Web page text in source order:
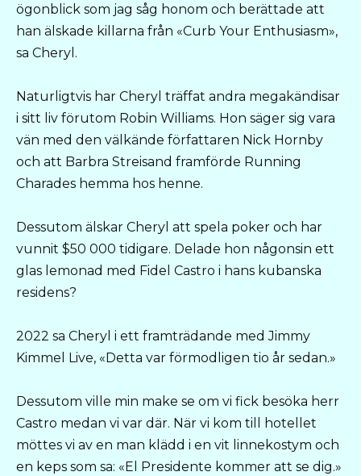
ögonblick som jag såg honom och berättade att
han älskade killarna från «Curb Your Enthusiasm»,
sa Cheryl.
Naturligtvis har Cheryl träffat andra megakändisar
i sitt liv förutom Robin Williams. Hon säger sig vara
vän med den välkände författaren Nick Hornby
och att Barbra Streisand framförde Running
Charades hemma hos henne.
Dessutom älskar Cheryl att spela poker och har
vunnit $50 000 tidigare. Delade hon någonsin ett
glas lemonad med Fidel Castro i hans kubanska
residens?
2022 sa Cheryl i ett framträdande med Jimmy
Kimmel Live, «Detta var förmodligen tio år sedan.»
Dessutom ville min make se om vi fick besöka herr
Castro medan vi var där. När vi kom till hotellet
möttes vi av en man klädd i en vit linnekostym och
en keps som sa: «El Presidente kommer att se dig.»